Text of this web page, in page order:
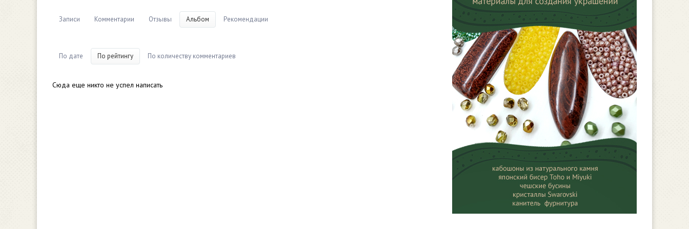
Записи Комментарии Отзывы Альбом Рекомендации
По дате По рейтингу По количеству комментариев
Сюда еще никто не успел написать